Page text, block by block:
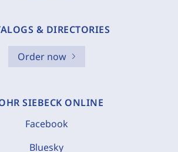
& DIRECTORIES
Order now
SIEBECK ONLINE
Facebook
Bluesky